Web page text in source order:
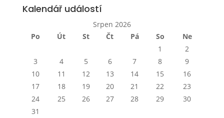
Kalendář událostí
Srpen 2026
Po
Út St Čt Pá So
Ne
1
2
3
4 5 6 7 8
9
10
11 12 13 14 15
16
17
18 19 20 21 22
23
24
25 26 27 28 29
30
31